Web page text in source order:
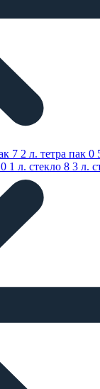
7 2 л. тетра пак 0
0 1 л. стекло 8 3 л.